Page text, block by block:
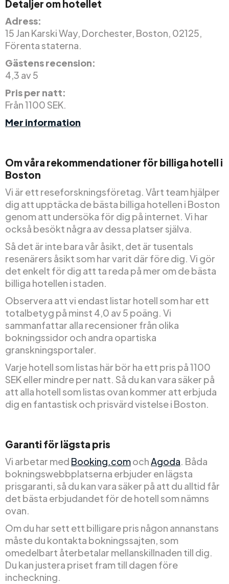
Detaljer om hotellet
Adress:
15 Jan Karski Way, Dorchester, Boston, 02125,
Förenta staterna.
Gästens recension:
4,3 av 5
Pris per natt:
Från 1100 SEK.
Mer information
Om våra rekommendationer för billiga hotell i
Boston
Vi är ett reseforskningsföretag. Vårt team hjälper
dig att upptäcka de bästa billiga hotellen i Boston
genom att undersöka för dig på internet. Vi har
också besökt några av dessa platser själva.
Så det är inte bara vår åsikt, det är tusentals
resenärers åsikt som har varit där före dig. Vi gör
det enkelt för dig att ta reda på mer om de bästa
billiga hotellen i staden.
Observera att vi endast listar hotell som har ett
totalbetyg på minst 4,0 av 5 poäng. Vi
sammanfattar alla recensioner från olika
bokningssidor och andra opartiska
granskningsportaler.
Varje hotell som listas här bör ha ett pris på 1100
SEK eller mindre per natt. Så du kan vara säker på
att alla hotell som listas ovan kommer att erbjuda
dig en fantastisk och prisvärd vistelse i Boston.
Garanti för lägsta pris
Vi arbetar med Booking.comochAgoda. Båda
bokningswebbplatserna erbjuder en lägsta
prisgaranti, så du kan vara säker på att du alltid får
det bästa erbjudandet för de hotell som nämns
ovan.
Om du har sett ett billigare pris någon annanstans
måste du kontakta bokningssajten, som
omedelbart återbetalar mellanskillnaden till dig.
Du kan justera priset fram till dagen före
incheckning.